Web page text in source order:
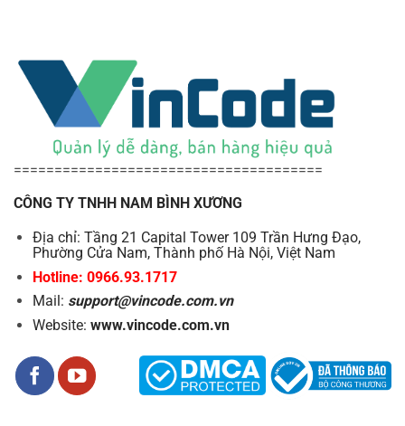
======================================
CÔNG TY TNHH NAM BÌNH XƯƠNG
Địa chỉ: Tầng 21 Capital Tower 109 Trần Hưng Đạo,
Phường Cửa Nam, Thành phố Hà Nội, Việt Nam
Hotline: 0966.93.1717
Mail: support@vincode.com.vn
Website: www.vincode.com.vn